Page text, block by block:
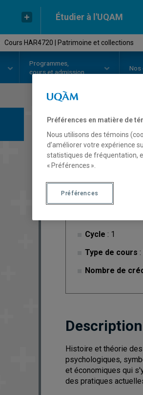
Étudier à l'UQAM
Cours HAR4720 | Patrimoine et collections
Programmes,
cours et admission
Nos
COURS//
Description
Cycle : 1
Type de cours
Nombre de
Description
Histoire et théorie
psychologiques,
et économiques qui
des pratiques
Préférences en matière de
Nous utilisons des témoins
d’améliorer votre expérience
statistiques de fréquentation,
« Préférences ».
Préférences